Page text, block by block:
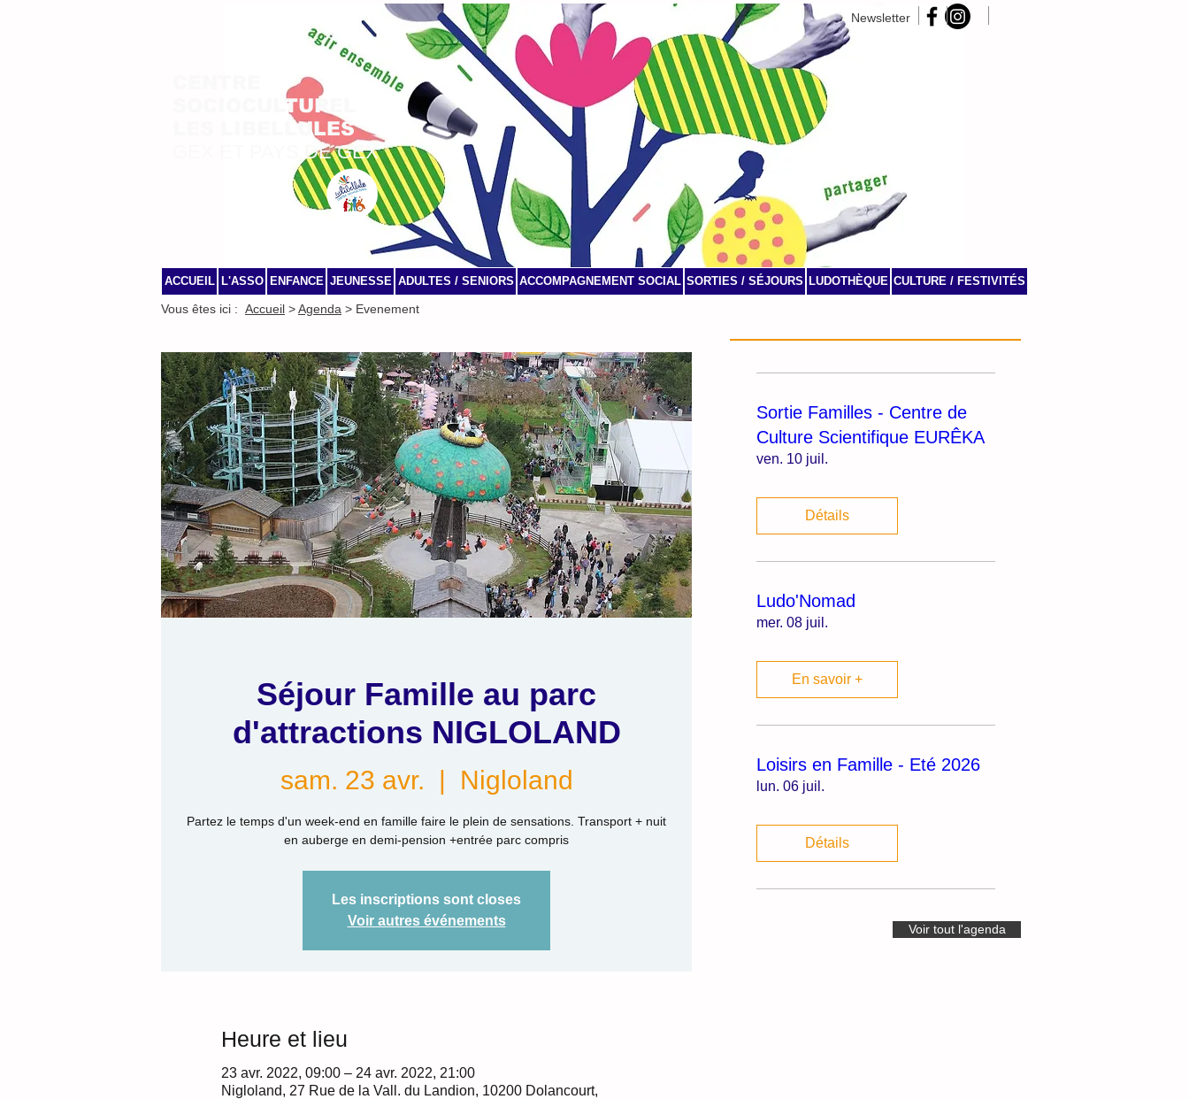
Newsletter
SOCIOCULTUREL
LES LIBELLULES
GEX ET PAYS DE GEX
ACCUEIL L'ASSO ENFANCE JEUNESSE ADULTES / SENIORS ACCOMPAGNEMENT SOCIAL SORTIES / SÉJOURS LUDOTHÈQUE CULTURE / FESTIVITÉS
Vous êtes ici : Accueil >Agenda > Evenement
Séjour Famille au parc
d'attractions NIGLOLAND
sam. 23 avr. Nigloland
Partez le temps d'un week-end en famille faire le plein de sensations. Transport + nuit
en auberge en demi-pension +entrée parc compris
Les inscriptions sont closes
Voir autres événements
Heure et lieu
23 avr. 2022, 09:00 – 24 avr. 2022, 21:00
Nigloland, 27 Rue de la Vall. du Landion, 10200 Dolancourt,
Sortie Familles - Centre de
Culture Scientifique EURÊKA
ven. 10 juil.
Détails
Ludo'Nomad
mer. 08 juil.
En savoir +
Loisirs en Famille - Eté 2026
lun. 06 juil.
Détails
Voir tout l'agenda